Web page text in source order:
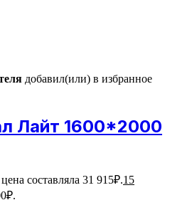
добавил(или) в избранное
Лайт 1600*2000
составляла 31 915₽.15